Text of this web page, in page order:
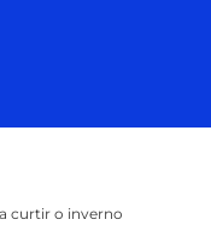
curtir o inverno